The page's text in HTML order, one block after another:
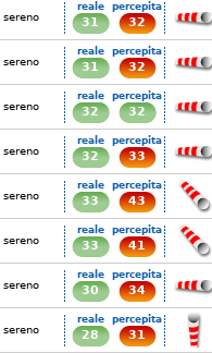
sereno
reale
31
percepita
32
sereno
reale
31
percepita
32
sereno
reale
32
percepita
32
sereno
reale
32
percepita
33
sereno
reale
33
percepita
43
sereno
reale
33
percepita
41
sereno
reale
30
percepita
34
sereno
reale
28
percepita
31